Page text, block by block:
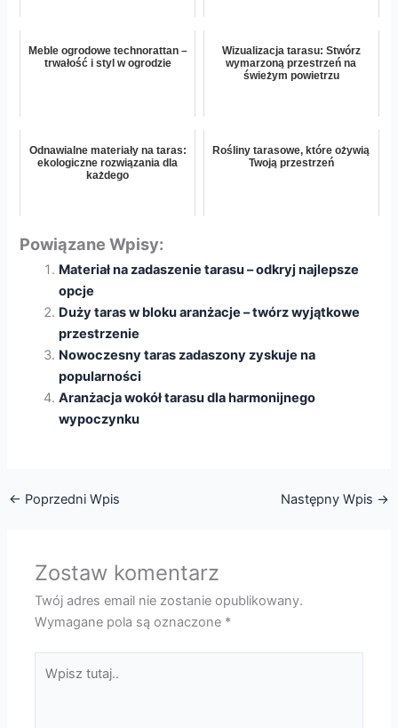
Meble ogrodowe technorattan –
trwałość i styl w ogrodzie
Wizualizacja tarasu: Stwórz
wymarzoną przestrzeń na
świeżym powietrzu
Odnawialne materiały na taras:
ekologiczne rozwiązania dla
każdego
Rośliny tarasowe, które ożywią
Twoją przestrzeń
Powiązane Wpisy:
Materiał na zadaszenie tarasu – odkryj najlepsze
opcje
Duży taras w bloku aranżacje – twórz wyjątkowe
przestrzenie
Nowoczesny taras zadaszony zyskuje na
popularności
Aranżacja wokół tarasu dla harmonijnego
wypoczynku
← Poprzedni Wpis Następny Wpis →
Zostaw komentarz
Twój adres email nie zostanie opublikowany.
Wymagane pola są oznaczone *
tutaj..